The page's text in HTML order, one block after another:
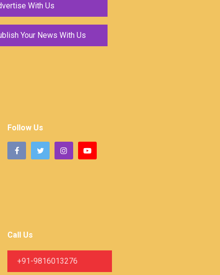
With Us
Your News With Us
Follow Us
Call Us
+91-9816013276